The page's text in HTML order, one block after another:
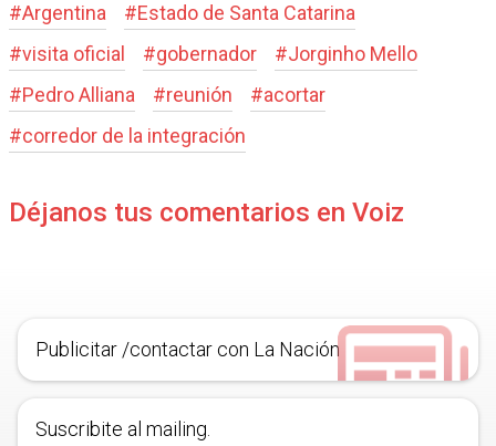
#Argentina #Estado de Santa Catarina
#visita oficial #gobernador #Jorginho Mello
#Pedro Alliana #reunión #acortar
#corredor de la integración
Déjanos tus comentarios en Voiz
Publicitar /contactar con La Nación
Suscribite al mailing.